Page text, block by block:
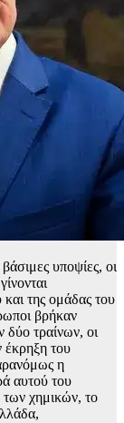
υποψίες, οι
της ομάδας του
βρήκαν
δύο τραίνων, οι
έκρηξη του
η
αυτού του
των χημικών, το